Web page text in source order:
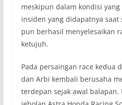
meskipun dalam kondisi
insiden yang didapatnya saat
pun berhasil menyelesaikan
ketujuh.
Pada persaingan race kedua
dan Arbi kembali berusaha
terdepan sejak awal balapan.